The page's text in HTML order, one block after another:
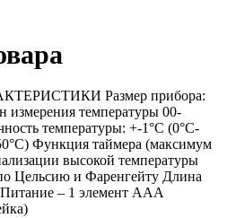
Размер прибора:
измерения температуры 00-
температуры: +-1°C (0°C-
Функция таймера (максимум
высокой температуры
Цельсию и Фаренгейту Длина
– 1 элемент ААА